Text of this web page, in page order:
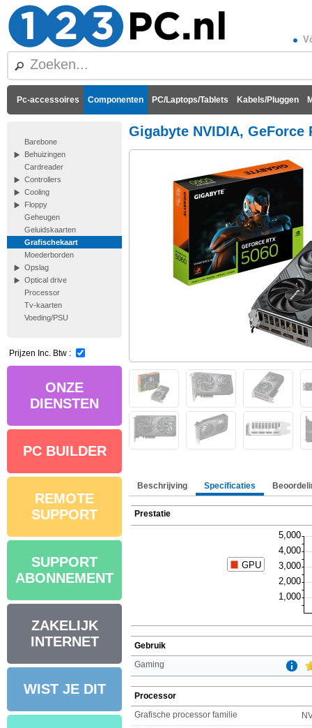
Pc-accessoires Componenten PC/Laptops/Tablets Kabels/Pluggen
Barebone
Behuizingen
Cardreader
Controllers
Cooling
Floppy
Geheugen
Geluidskaarten
Grafischekaart
Moederborden
Opslag
Optical drive
Processor
Tv-kaarten
Voeding/PSU
Prijzen Inc. Btw :
ONZE
DIENSTEN
PC BUILDER
REMOTE
SUPPORT
SUPPORT
ABONNEMENT
ZAKELIJK
INTERNET
WIST JE DIT
Gigabyte NVIDIA, GeForce
Beschrijving Specificaties
Prestatie
Gebruik
Gaming
Processor
Grafische processor familie